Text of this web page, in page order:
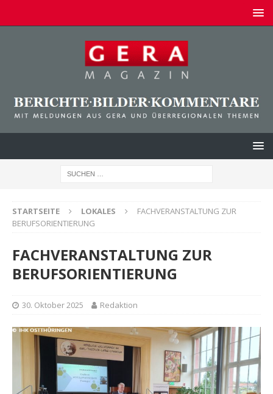
STARTSEITE LOKALES
FACHVERANSTALTUNG ZUR
BERUFSORIENTIERUNG
FACHVERANSTALTUNG ZUR
BERUFSORIENTIERUNG
30. Oktober 2025 Redaktion